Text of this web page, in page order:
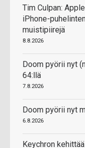
Tim Culpan:
iPhone-
muistipiirejä
8.8.2026
Doom pyörii nyt
64:llä
7.8.2026
Doom pyörii nyt
6.8.2026
Keychron